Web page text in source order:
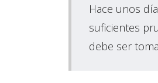
Hace unos
suficientes
debe ser